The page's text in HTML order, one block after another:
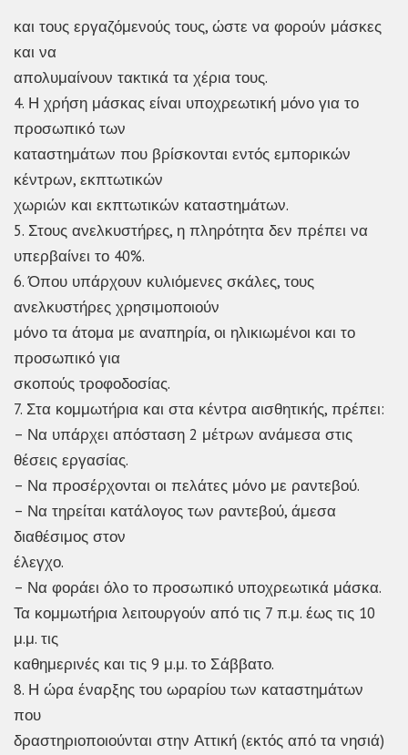
και τους εργαζόμενούς τους, ώστε να φορούν μάσκες
και να
απολυμαίνουν τακτικά τα χέρια τους.
4. Η χρήση μάσκας είναι υποχρεωτική μόνο για το
προσωπικό των
καταστημάτων που βρίσκονται εντός εμπορικών
κέντρων, εκπτωτικών
χωριών και εκπτωτικών καταστημάτων.
5. Στους ανελκυστήρες, η πληρότητα δεν πρέπει να
υπερβαίνει το 40%.
6. Όπου υπάρχουν κυλιόμενες σκάλες, τους
ανελκυστήρες χρησιμοποιούν
μόνο τα άτομα με αναπηρία, οι ηλικιωμένοι και το
προσωπικό για
σκοπούς τροφοδοσίας.
7. Στα κομμωτήρια και στα κέντρα αισθητικής, πρέπει:
– Να υπάρχει απόσταση 2 μέτρων ανάμεσα στις
θέσεις εργασίας.
– Να προσέρχονται οι πελάτες μόνο με ραντεβού.
– Να τηρείται κατάλογος των ραντεβού, άμεσα
διαθέσιμος στον
έλεγχο.
– Να φοράει όλο το προσωπικό υποχρεωτικά μάσκα.
Τα κομμωτήρια λειτουργούν από τις 7 π.μ. έως τις 10
μ.μ. τις
καθημερινές και τις 9 μ.μ. το Σάββατο.
8. Η ώρα έναρξης του ωραρίου των καταστημάτων
που
δραστηριοποιούνται στην Αττική (εκτός από τα νησιά)